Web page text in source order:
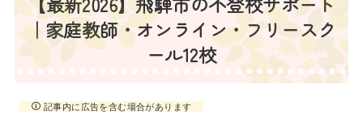
｜家庭教師・オンライン・フリースク
ール12校
記事内に広告を含む場合があります